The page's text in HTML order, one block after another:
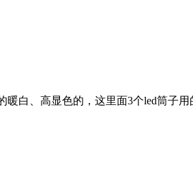
白、高显色的，这里面3个led筒子